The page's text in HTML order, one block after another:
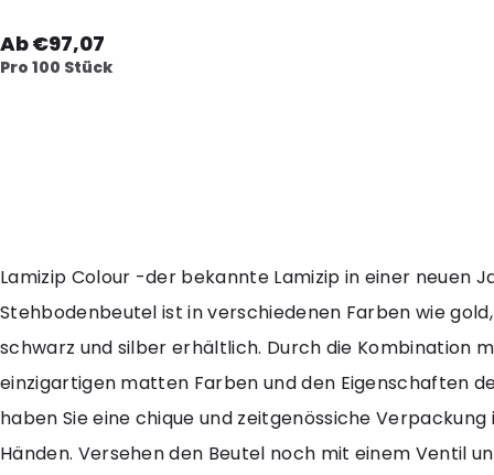
Ab €97,07
Pro 100 Stück
Lamizip Colour -der bekannte Lamizip in einer neuen
Stehbodenbeutel ist in verschiedenen Farben wie gold,
schwarz und silber erhältlich. Durch die Kombination
einzigartigen matten Farben und den Eigenschaften
haben Sie eine chique und zeitgenössiche Verpackung
Händen. Versehen den Beutel noch mit einem Ventil